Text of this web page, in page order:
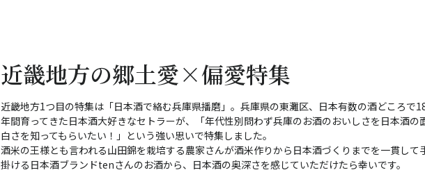
近畿地方の郷土愛×偏愛特集
近畿地方1つ目の特集は「日本酒で絡む兵庫県播磨」。兵庫県の東灘区、日本有数の酒どころで
年間育ってきた日本酒大好きなセトラーが、「年代性別問わず兵庫のお酒のおいしさを日本酒の
白さを知ってもらいたい！」という強い思いで特集しました。
酒米の王様とも言われる山田錦を栽培する農家さんが酒米作りから日本酒づくりまでを一貫して
掛ける日本酒ブランドtenさんのお酒から、日本酒の奥深さを感じていただけたら幸いです。